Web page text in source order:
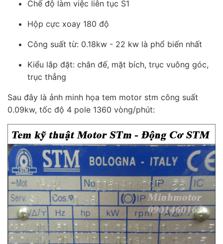
Chế độ làm việc liên tục S1
Hộp cực xoay 180 độ
Công suất từ: 0.18kw - 22 kw là phổ biến nhất
Kiểu lắp đặt: chân đế, mặt bích, trục vuông góc,
trục thẳng
Sau đây là ảnh minh họa tem motor stm công suất
0.09kw, tốc độ 4 pole 1360 vòng/phút: